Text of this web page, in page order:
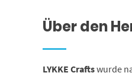
Über den
LYKKE Craftswurde